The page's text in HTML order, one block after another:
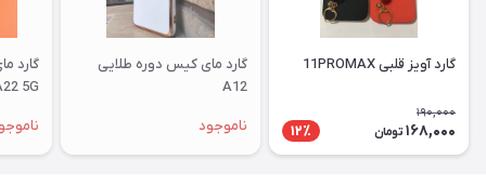
گارد آویز قلبی 11PROMAX
190,000
168,000 تومان 12٪
گارد مای کیس دوره طلایی
A12
ناموجود
گارد
5G